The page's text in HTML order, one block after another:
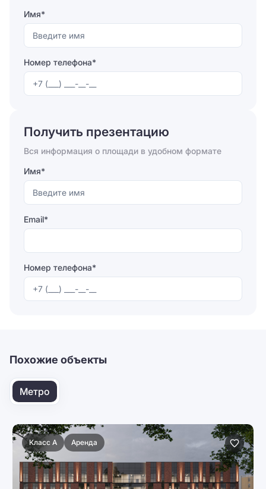
Имя*
Номер телефона*
Отправить
Получить презентацию
Вся информация о площади в удобном формате
Имя*
Email*
Номер телефона*
Похожие объекты
Метро
Класс A Аренда